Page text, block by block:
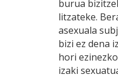
burua
litzateke.
asexuala
bizi ez dena
hori
izaki